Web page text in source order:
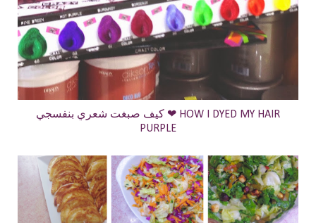
كيف صبغت شعري بنفسجي ❤ HOW I DYED MY HAIR
PURPLE